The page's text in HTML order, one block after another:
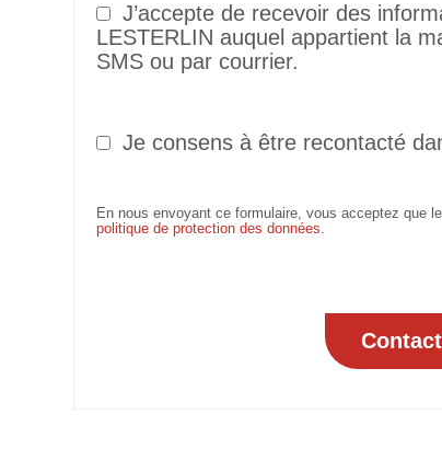
J’accepte de recevoir des
LESTERLIN auquel appartient la
SMS ou par courrier.
Je consens à être recontacté
En nous envoyant ce formulaire, vous acceptez que
politique de protection des données.